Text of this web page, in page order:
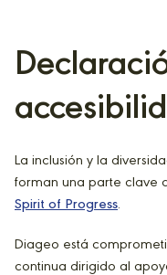
La inclusión y la
forman una parte clave
Spirit of Progress.
Diageo está
continua dirigido al